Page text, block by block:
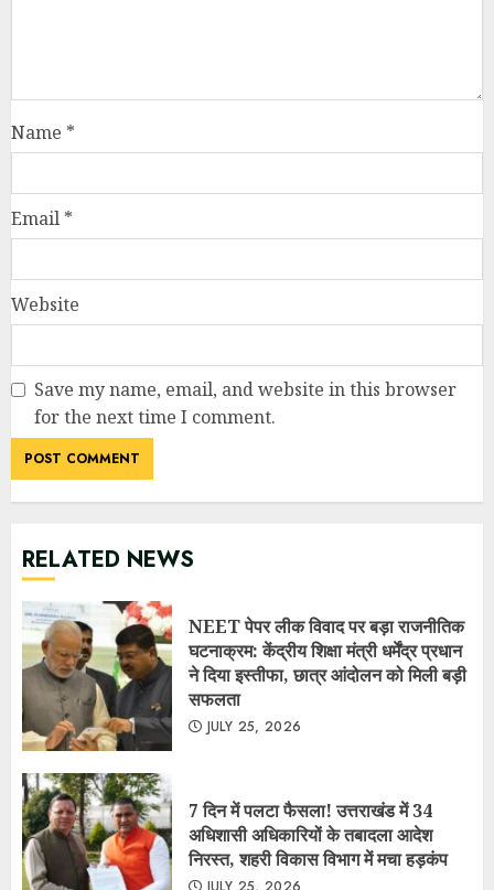
Save my name, email, and website in this browser
for the next time I comment.
घटनाक्रम: केंद्रीय शिक्षा मंत्री धर्मेंद्र प्रधान
ने दिया इस्तीफा, छात्र आंदोलन को मिली बड़ी
सफलता
अधिशासी अधिकारियों के तबादला आदेश
निरस्त, शहरी विकास विभाग में मचा हड़कंप
RECENT POSTS
NEET पेपर लीक विवाद पर बड़ा राजनीतिक घटनाक्रम: केंद्रीय शिक्षा
मंत्री धर्मेंद्र प्रधान ने दिया इस्तीफा, छात्र आंदोलन को मिली बड़ी
सफलताJuly 25, 2026
7 दिन में पलटा फैसला! उत्तराखंड में 34 अधिशासी अधिकारियों के